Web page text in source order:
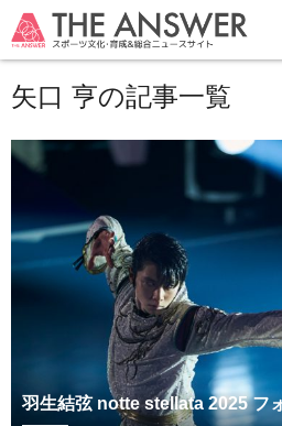
矢口 亨の記事一覧
羽生結弦 notte stellata 2025 フ